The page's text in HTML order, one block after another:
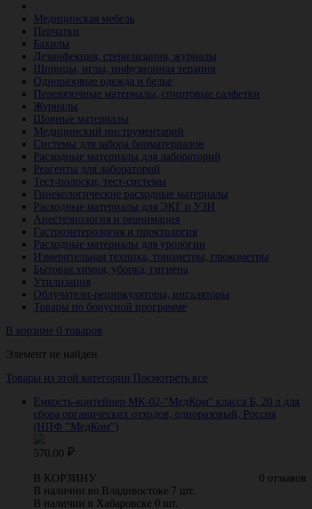
Медицинская мебель
Перчатки
Бахилы
Дезинфекция, стерилизация, журналы
Шприцы, иглы, инфузионная терапия
Одноразовые одежда и белье
Перевязочные материалы, спиртовые салфетки
Журналы
Шовные материалы
Медицинский инструментарий
Системы для забора биоматериалов
Расходные материалы для лабораторий
Реагенты для лабораторий
Тест-полоски, тест-системы
Гинекологические расходные материалы
Расходные материалы для ЭКГ и УЗИ
Анестезиология и реанимация
Гастроэнтерология и проктология
Расходные материалы для урологии
Измерительная техника, тонометры, глюкометры
Бытовая химия, уборка, гигиена
Утилизация
Облучатели-рециркуляторы, ингаляторы
Товары по бонусной программе
В корзине 0 товаров
Элемент не найден
Товары из этой категории Посмотреть все
Емкость-контейнер МК-02-"МедКом" класса Б, 20 л для
сбора органических отходов, одноразовый, Россия
(НПФ "МедКом")
570.00
0 отзывов
В КОРЗИНУ
В наличии во Владивостоке 7 шт.
В наличии в Хабаровске 0 шт.